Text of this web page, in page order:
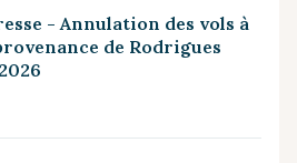
- Annulation des vols à
de Rodrigues